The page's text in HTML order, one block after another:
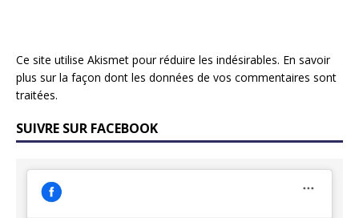
Ce site utilise Akismet pour réduire les indésirables. En savoir
plus sur la façon dont les données de vos commentaires sont
traitées.
SUIVRE SUR FACEBOOK